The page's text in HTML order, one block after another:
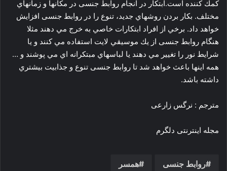
كمك كننده است.ابتكار در انجام روابط جنسی در مكانها و زمانهاي
مختلف. بكار بردن روشهاي جديد، تنوع را در روابط جنسی افزايش
خواهد داد. برخي از افراد ابتكارات خاصي به خرج مي دهند مثلا
هنگام روابط جنسی از يك موسيقي لايت استفاده مي كنند و يا
شرايط نور را تغيير مي دهند يا لباسهاي مبتكرانه اي مي پوشند و …
همه اينها باعث خواهد شد تا روابط جنسی تنوع و جذابيت بيشتري
داشته باشد.
مترجم : نرگس زارعی
مجله اینترنتی دلگرم
روابط جنسی همسر